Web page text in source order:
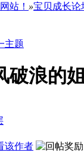
站！ »宝贝成长论
破浪的
该作者